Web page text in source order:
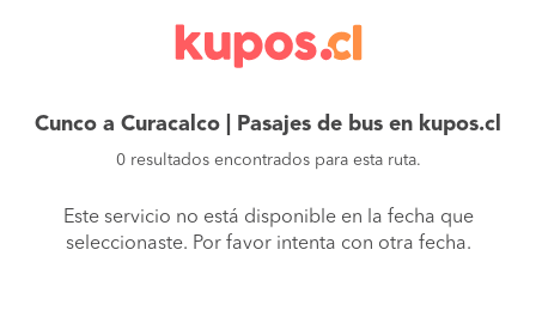
Cunco a Curacalco | Pasajes de bus en kupos.cl
0 resultados encontrados para esta ruta.
Este servicio no está disponible en la fecha que
seleccionaste. Por favor intenta con otra fecha.